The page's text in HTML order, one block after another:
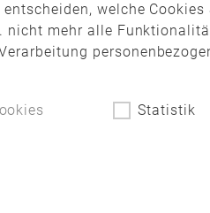
welche
nicht mehr alle
Statistik